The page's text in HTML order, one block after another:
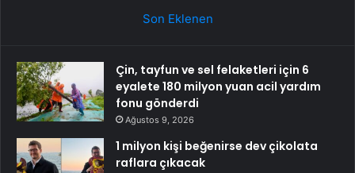
Son Eklenen
Çin, tayfun ve sel felaketleri için 6
eyalete 180 milyon yuan acil yardım
fonu gönderdi
Ağustos 9, 2026
1 milyon kişi beğenirse dev çikolata
raflara çıkacak